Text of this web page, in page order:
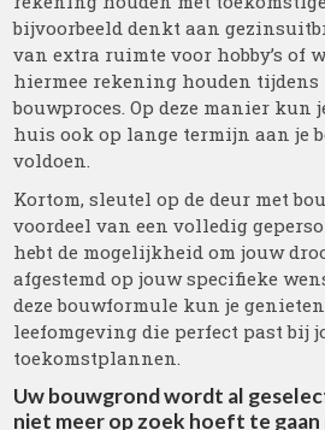
bijvoorbeeld denkt aan
van extra ruimte voor hobby’s of
hiermee rekening houden
bouwproces. Op deze manier kun
huis ook op lange termijn aan je
voldoen.
Kortom, sleutel op de deur met
voordeel van een volledig
hebt de mogelijkheid om jouw
afgestemd op jouw specifieke
deze bouwformule kun je
leefomgeving die perfect past bij
toekomstplannen.
Uw bouwgrond wordt al
niet meer op zoek hoeft te